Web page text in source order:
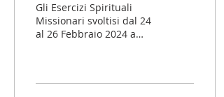
Missionari a Loreto
Gli Esercizi Spirituali
Missionari svoltisi dal 24
al 26 Febbraio 2024 a